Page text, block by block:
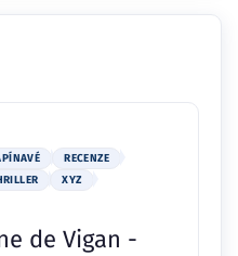
RECENZE
XYZ
de Vigan -